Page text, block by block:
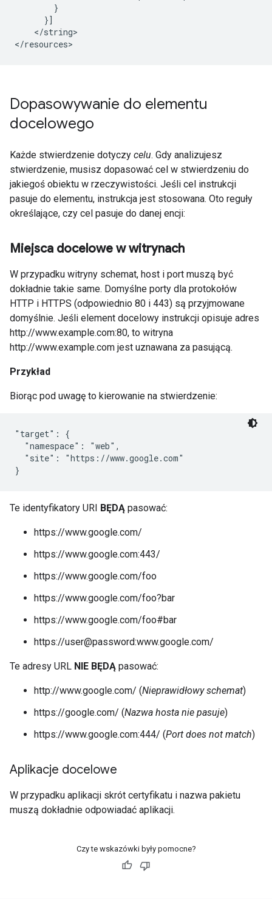
        }
      }]
    </string>
</resources>
Dopasowywanie do elementu
docelowego
Każde stwierdzenie dotyczy celu. Gdy analizujesz
stwierdzenie, musisz dopasować cel w stwierdzeniu do
jakiegoś obiektu w rzeczywistości. Jeśli cel instrukcji
pasuje do elementu, instrukcja jest stosowana. Oto reguły
określające, czy cel pasuje do danej encji:
Miejsca docelowe w witrynach
W przypadku witryny schemat, host i port muszą być
dokładnie takie same. Domyślne porty dla protokołów
HTTP i HTTPS (odpowiednio 80 i 443) są przyjmowane
domyślnie. Jeśli element docelowy instrukcji opisuje adres
http://www.example.com:80, to witryna
http://www.example.com jest uznawana za pasującą.
Przykład
Biorąc pod uwagę to kierowanie na stwierdzenie:
"target": {
  "namespace": "web",
  "site": "https://www.google.com"
}
Te identyfikatory URI BĘDĄ pasować:
https://www.google.com/
https://www.google.com:443/
https://www.google.com/foo
https://www.google.com/foo?bar
https://www.google.com/foo#bar
https://user@password:www.google.com/
Te adresy URL NIE BĘDĄ pasować:
http://www.google.com/ (Nieprawidłowy schemat)
https://google.com/ (Nazwa hosta nie pasuje)
https://www.google.com:444/ (Port does not match)
Aplikacje docelowe
W przypadku aplikacji skrót certyfikatu i nazwa pakietu
muszą dokładnie odpowiadać aplikacji.
Czy te wskazówki były pomocne?